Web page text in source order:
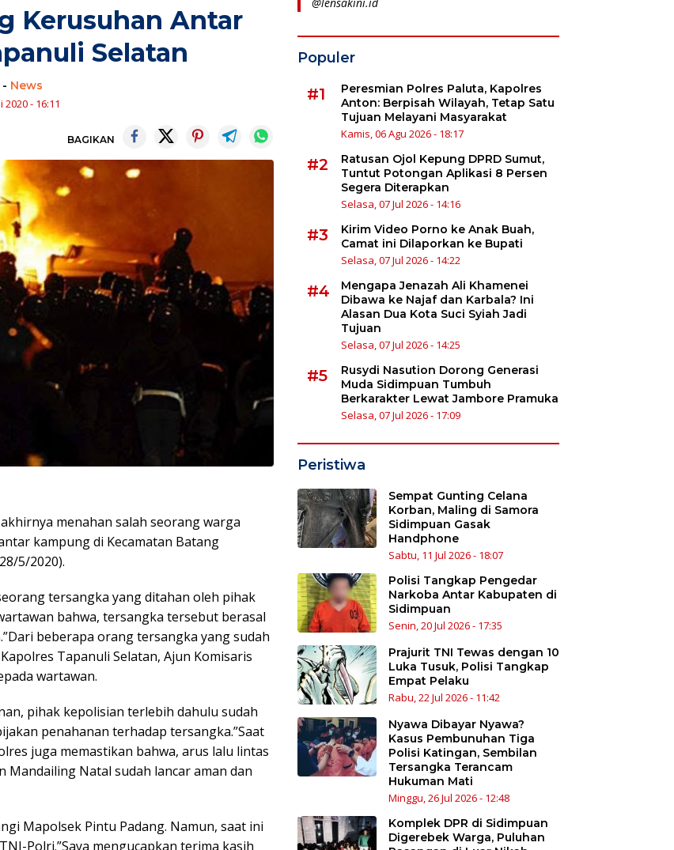
Kerusuhan Antar
Selatan
- News
2020 - 16:11
BAGIKAN
menahan salah seorang warga
kampung di Kecamatan Batang
5/2020).
tersangka yang ditahan oleh pihak
bahwa, tersangka tersebut berasal
beberapa orang tersangka yang sudah
Tapanuli Selatan, Ajun Komisaris
wartawan.
pihak kepolisian terlebih dahulu sudah
penahanan terhadap tersangka.”Saat
juga memastikan bahwa, arus lalu lintas
Mandailing Natal sudah lancar aman dan
Mapolsek Pintu Padang. Namun, saat ini
Polri.”Saya mengucapkan terima kasih
Populer
#1
Peresmian Polres Paluta, Kapolres
Anton: Berpisah Wilayah, Tetap Satu
Tujuan Melayani Masyarakat
Kamis, 06 Agu 2026 - 18:17
#2
Ratusan Ojol Kepung DPRD Sumut,
Tuntut Potongan Aplikasi 8 Persen
Segera Diterapkan
Selasa, 07 Jul 2026 - 14:16
#3
Kirim Video Porno ke Anak Buah,
Camat ini Dilaporkan ke Bupati
Selasa, 07 Jul 2026 - 14:22
#4
Mengapa Jenazah Ali Khamenei
Dibawa ke Najaf dan Karbala? Ini
Alasan Dua Kota Suci Syiah Jadi
Tujuan
Selasa, 07 Jul 2026 - 14:25
#5
Rusydi Nasution Dorong Generasi
Muda Sidimpuan Tumbuh
Berkarakter Lewat Jambore Pramuka
Selasa, 07 Jul 2026 - 17:09
Peristiwa
Sempat Gunting Celana
Korban, Maling di Samora
Sidimpuan Gasak
Handphone
Sabtu, 11 Jul 2026 - 18:07
Polisi Tangkap Pengedar
Narkoba Antar Kabupaten di
Sidimpuan
Senin, 20 Jul 2026 - 17:35
Prajurit TNI Tewas dengan 10
Luka Tusuk, Polisi Tangkap
Empat Pelaku
Rabu, 22 Jul 2026 - 11:42
Nyawa Dibayar Nyawa?
Kasus Pembunuhan Tiga
Polisi Katingan, Sembilan
Tersangka Terancam
Hukuman Mati
Minggu, 26 Jul 2026 - 12:48
Komplek DPR di Sidimpuan
Digerebek Warga, Puluhan